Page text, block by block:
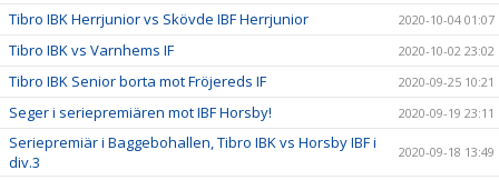
Tibro IBK Herrjunior vs Skövde IBF Herrjunior 2020-10-04 01:07
Tibro IBK vs Varnhems IF 2020-10-02 23:02
Tibro IBK Senior borta mot Fröjereds IF 2020-09-25 10:21
Seger i seriepremiären mot IBF Horsby! 2020-09-19 23:11
Seriepremiär i Baggebohallen, Tibro IBK vs Horsby IBF i
div.3
2020-09-18 13:49